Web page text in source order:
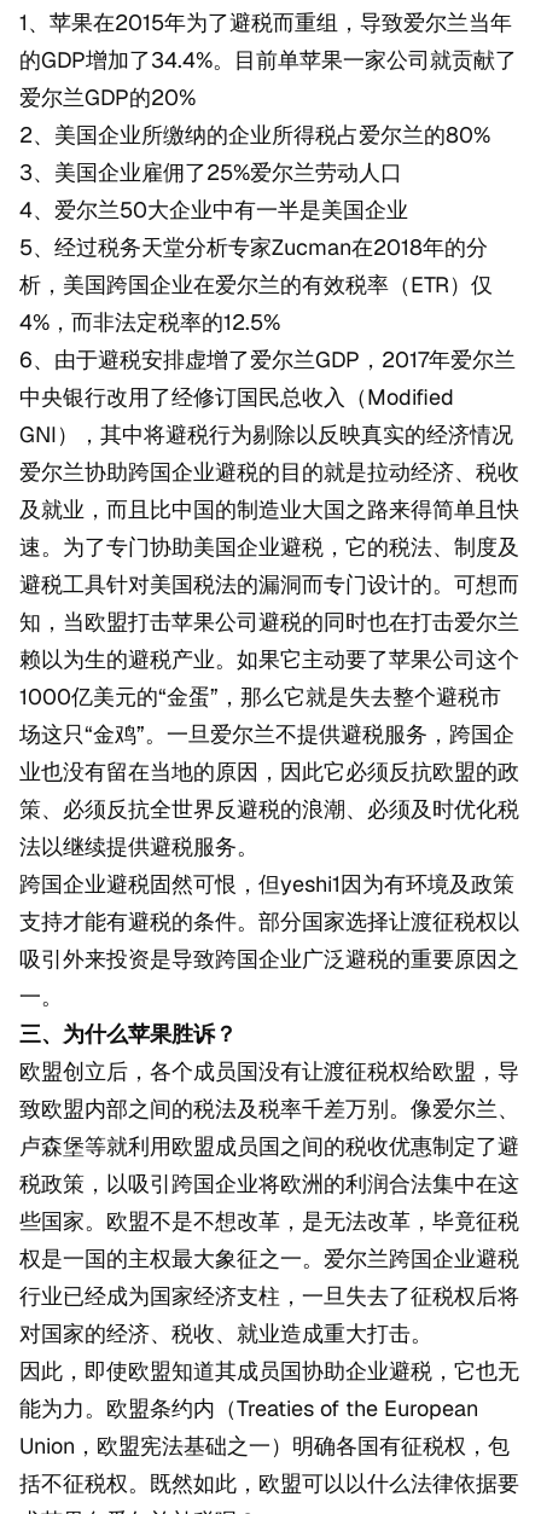
1、苹果在2015年为了避税而重组，导致爱尔兰当年
的GDP增加了34.4%。目前单苹果一家公司就贡献了
爱尔兰GDP的20%
2、美国企业所缴纳的企业所得税占爱尔兰的80%
3、美国企业雇佣了25%爱尔兰劳动人口
4、爱尔兰50大企业中有一半是美国企业
5、经过税务天堂分析专家Zucman在2018年的分
析，美国跨国企业在爱尔兰的有效税率（ETR）仅
4%，而非法定税率的12.5%
6、由于避税安排虚增了爱尔兰GDP，2017年爱尔兰
中央银行改用了经修订国民总收入（Modified
GNI），其中将避税行为剔除以反映真实的经济情况
爱尔兰协助跨国企业避税的目的就是拉动经济、税收
及就业，而且比中国的制造业大国之路来得简单且快
速。为了专门协助美国企业避税，它的税法、制度及
避税工具针对美国税法的漏洞而专门设计的。可想而
知，当欧盟打击苹果公司避税的同时也在打击爱尔兰
赖以为生的避税产业。如果它主动要了苹果公司这个
1000亿美元的“金蛋”，那么它就是失去整个避税市
场这只“金鸡”。一旦爱尔兰不提供避税服务，跨国企
业也没有留在当地的原因，因此它必须反抗欧盟的政
策、必须反抗全世界反避税的浪潮、必须及时优化税
法以继续提供避税服务。
跨国企业避税固然可恨，但yeshi1因为有环境及政策
支持才能有避税的条件。部分国家选择让渡征税权以
吸引外来投资是导致跨国企业广泛避税的重要原因之
一。
三、为什么苹果胜诉？
欧盟创立后，各个成员国没有让渡征税权给欧盟，导
致欧盟内部之间的税法及税率千差万别。像爱尔兰、
卢森堡等就利用欧盟成员国之间的税收优惠制定了避
税政策，以吸引跨国企业将欧洲的利润合法集中在这
些国家。欧盟不是不想改革，是无法改革，毕竟征税
权是一国的主权最大象征之一。爱尔兰跨国企业避税
行业已经成为国家经济支柱，一旦失去了征税权后将
对国家的经济、税收、就业造成重大打击。
因此，即使欧盟知道其成员国协助企业避税，它也无
能为力。欧盟条约内（Treaties of the European
Union，欧盟宪法基础之一）明确各国有征税权，包
括不征税权。既然如此，欧盟可以以什么法律依据要